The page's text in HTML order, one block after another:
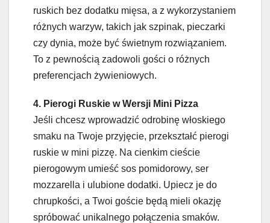
ruskich bez dodatku mięsa, a z wykorzystaniem
różnych warzyw, takich jak szpinak, pieczarki
czy dynia, może być świetnym rozwiązaniem.
To z pewnością zadowoli gości o różnych
preferencjach żywieniowych.
4. Pierogi Ruskie w Wersji Mini Pizza
Jeśli chcesz wprowadzić odrobinę włoskiego
smaku na Twoje przyjęcie, przekształć pierogi
ruskie w mini pizzę. Na cienkim cieście
pierogowym umieść sos pomidorowy, ser
mozzarella i ulubione dodatki. Upiecz je do
chrupkości, a Twoi goście będą mieli okazję
spróbować unikalnego połączenia smaków.